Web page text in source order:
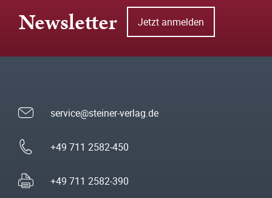
Newsletter Jetzt anmelden
service@steiner-verlag.de
+49 711 2582-450
+49 711 2582-390